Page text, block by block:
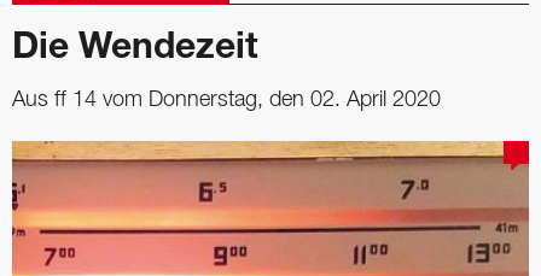
Die Wendezeit
Aus ff 14 vom Donnerstag, den 02. April 2020